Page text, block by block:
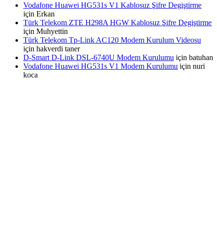
Vodafone Huawei HG531s V1 Kablosuz Şifre Degiştirme
için Erkan
Türk Telekom ZTE H298A HGW Kablosuz Şifre Degiştirme
için Muhyettin
Türk Telekom Tp-Link AC120 Modem Kurulum Videosu
için hakverdi taner
D-Smart D-Link DSL-6740U Modem Kurulumu için batuhan
Vodafone Huawei HG531s V1 Modem Kurulumu için nuri
koca